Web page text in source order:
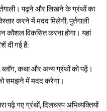
पढ़ने और लिखने के ग्रंथों का
करने में मदद मिलेगी, पुर्तगाली
कौशल विकसित करना होगा। यहां
दी गई हैं:
ब्लॉग, कथा और अन्य ग्रंथों को पढ़ें।
समझने में मदद करेगा।
पढ़े गए ग्रंथों, दिलचस्प अभिव्यक्तियों